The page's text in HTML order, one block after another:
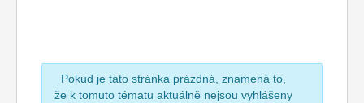
Pokud je tato stránka prázdná, znamená to,
že k tomuto tématu aktuálně nejsou vyhlášeny